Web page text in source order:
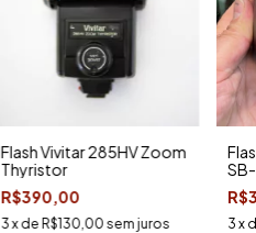
Flash Vivitar 285HV Zoom
Thyristor
R$390,00
3x de R$130,00 sem juros 3 x